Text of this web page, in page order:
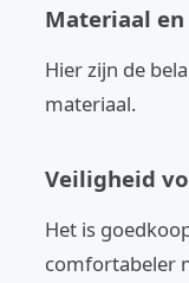
Materiaal
Hier zijn de
materiaal.
Veiligheid
Het is
comfortabeler